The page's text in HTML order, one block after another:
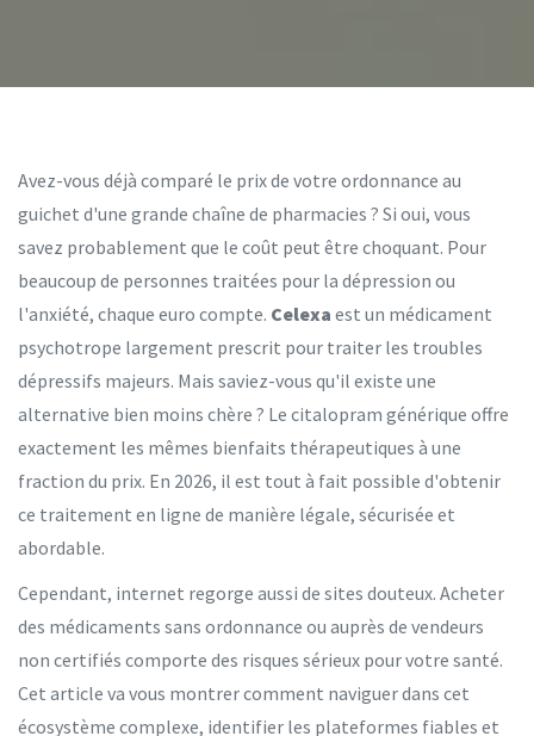
Avez-vous déjà comparé le prix de votre ordonnance au
guichet d'une grande chaîne de pharmacies ? Si oui, vous
savez probablement que le coût peut être choquant. Pour
beaucoup de personnes traitées pour la dépression ou
l'anxiété, chaque euro compte. Celexa est un médicament
psychotrope largement prescrit pour traiter les troubles
dépressifs majeurs. Mais saviez-vous qu'il existe une
alternative bien moins chère ? Le citalopram générique offre
exactement les mêmes bienfaits thérapeutiques à une
fraction du prix. En 2026, il est tout à fait possible d'obtenir
ce traitement en ligne de manière légale, sécurisée et
abordable.
Cependant, internet regorge aussi de sites douteux. Acheter
des médicaments sans ordonnance ou auprès de vendeurs
non certifiés comporte des risques sérieux pour votre santé.
Cet article va vous montrer comment naviguer dans cet
écosystème complexe, identifier les plateformes fiables et